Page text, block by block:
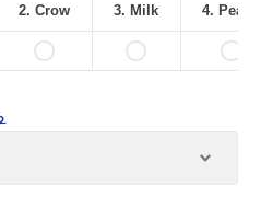
2. Crow 3. Milk 4. Peach